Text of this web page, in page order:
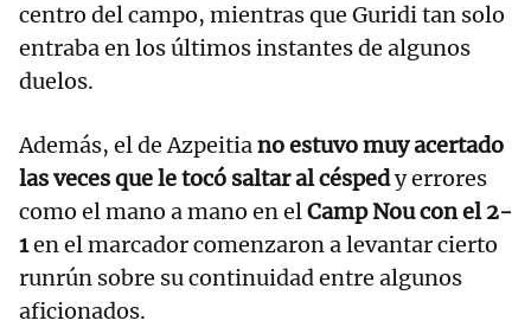
centro del campo, mientras que Guridi tan solo
entraba en los últimos instantes de algunos
duelos.
Además, el de Azpeitiano estuvo muy acertado
las veces que le tocó saltar al céspedy errores
como el mano a mano en elCamp Nou con el 2-
1en el marcador comenzaron a levantar cierto
runrún sobre su continuidad entre algunos
aficionados.